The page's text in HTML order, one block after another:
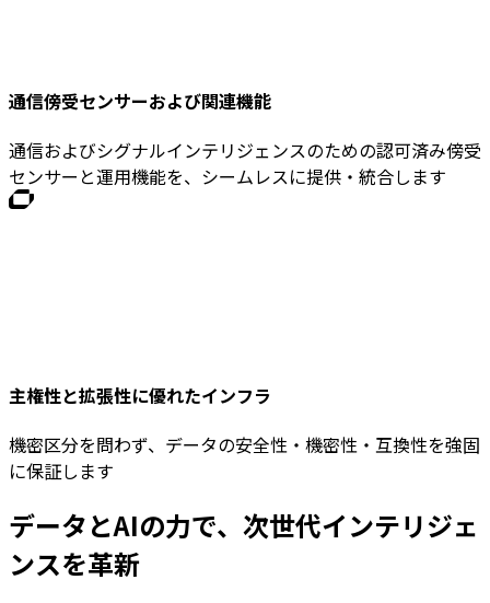
通信傍受センサーおよび関連機能
通信およびシグナルインテリジェンスのための認可済み傍受
センサーと運用機能を、シームレスに提供・統合します
主権性と拡張性に優れたインフラ
機密区分を問わず、データの安全性・機密性・互換性を強固
に保証します
データとAIの力で、次世代インテリジェ
ンスを革新